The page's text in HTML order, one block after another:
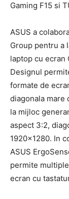
Gaming F15 si
ASUS a
Group pentru a
laptop cu ecran
Designul
formate de
diagonala mare
la mijloc
aspect 3:2,
1920×1280. In
ASUS
permite
ecran cu